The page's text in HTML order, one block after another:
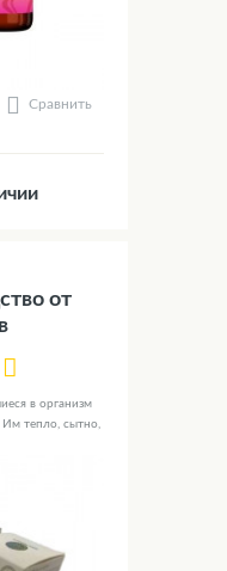
Сравнить
от
в организм
Им тепло, сытно,